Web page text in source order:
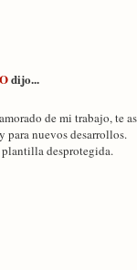
dijo...
de mi trabajo, te
para nuevos desarrollos.
desprotegida.